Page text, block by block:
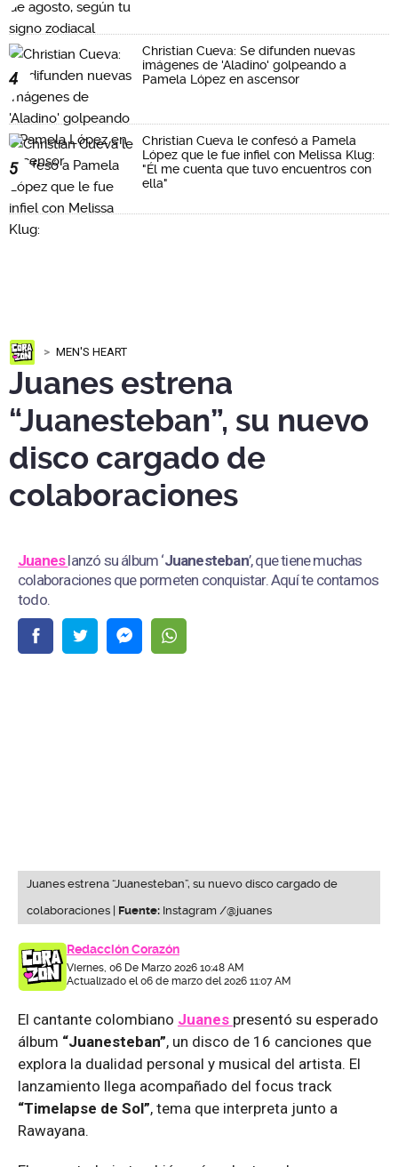
4
Christian Cueva: Se difunden nuevas
imágenes de 'Aladino' golpeando a
Pamela López en ascensor
5
Christian Cueva le confesó a Pamela
López que le fue infiel con Melissa Klug:
"Él me cuenta que tuvo encuentros con
ella"
MEN'S HEART
Juanes estrena
“Juanesteban”, su nuevo
disco cargado de
colaboraciones
Juaneslanzó su álbum ‘Juanesteban’, que tiene muchas
colaboraciones que pormeten conquistar. Aquí te contamos
todo.
Juanes estrena “Juanesteban”, su nuevo disco cargado de
colaboraciones | Fuente: Instagram /@juanes
Redacción Corazón
Viernes, 06 De Marzo 2026 10:48 AM
Actualizado el 06 de marzo del 2026 11:07 AM
El cantante colombiano Juanes presentó su esperado
álbum “Juanesteban”, un disco de 16 canciones que
explora la dualidad personal y musical del artista. El
lanzamiento llega acompañado del focus track
“Timelapse de Sol”, tema que interpreta junto a
Rawayana.